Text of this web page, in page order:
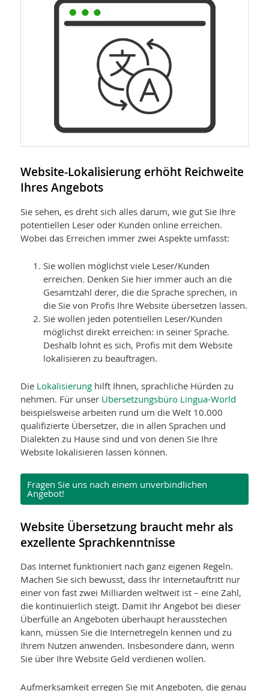
Website-Lokalisierung erhöht Reichweite
Ihres Angebots
Sie sehen, es dreht sich alles darum, wie gut Sie Ihre
potentiellen Leser oder Kunden online erreichen.
Wobei das Erreichen immer zwei Aspekte umfasst:
Sie wollen möglichst viele Leser/Kunden
erreichen. Denken Sie hier immer auch an die
Gesamtzahl derer, die die Sprache sprechen, in
die Sie von Profis Ihre Website übersetzen lassen.
Sie wollen jeden potentiellen Leser/Kunden
möglichst direkt erreichen: in seiner Sprache.
Deshalb lohnt es sich, Profis mit dem Website
lokalisieren zu beauftragen.
Die Lokalisierung hilft Ihnen, sprachliche Hürden zu
nehmen. Für unser Übersetzungsbüro Lingua-World
beispielsweise arbeiten rund um die Welt 10.000
qualifizierte Übersetzer, die in allen Sprachen und
Dialekten zu Hause sind und von denen Sie Ihre
Website lokalisieren lassen können.
Fragen Sie uns nach einem unverbindlichen
Angebot!
Website Übersetzung braucht mehr als
exzellente Sprachkenntnisse
Das Internet funktioniert nach ganz eigenen Regeln.
Machen Sie sich bewusst, dass Ihr Internetauftritt nur
einer von fast zwei Milliarden weltweit ist – eine Zahl,
die kontinuierlich steigt. Damit Ihr Angebot bei dieser
Überfülle an Angeboten überhaupt herausstechen
kann, müssen Sie die Internetregeln kennen und zu
Ihrem Nutzen anwenden. Insbesondere dann, wenn
Sie über Ihre Website Geld verdienen wollen.
Aufmerksamkeit erregen Sie mit Angeboten, die genau